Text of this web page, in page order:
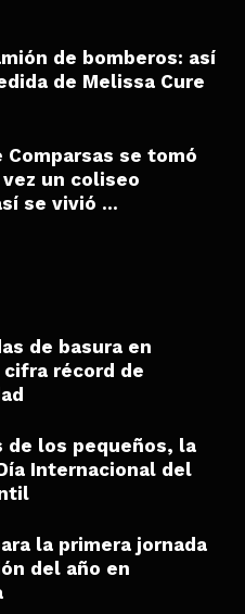
de bomberos: así
de Melissa Cure
Comparsas se tomó
un coliseo
se vivió ...
de basura en
cifra récord de
de los pequeños, la
Internacional del
la primera jornada
del año en